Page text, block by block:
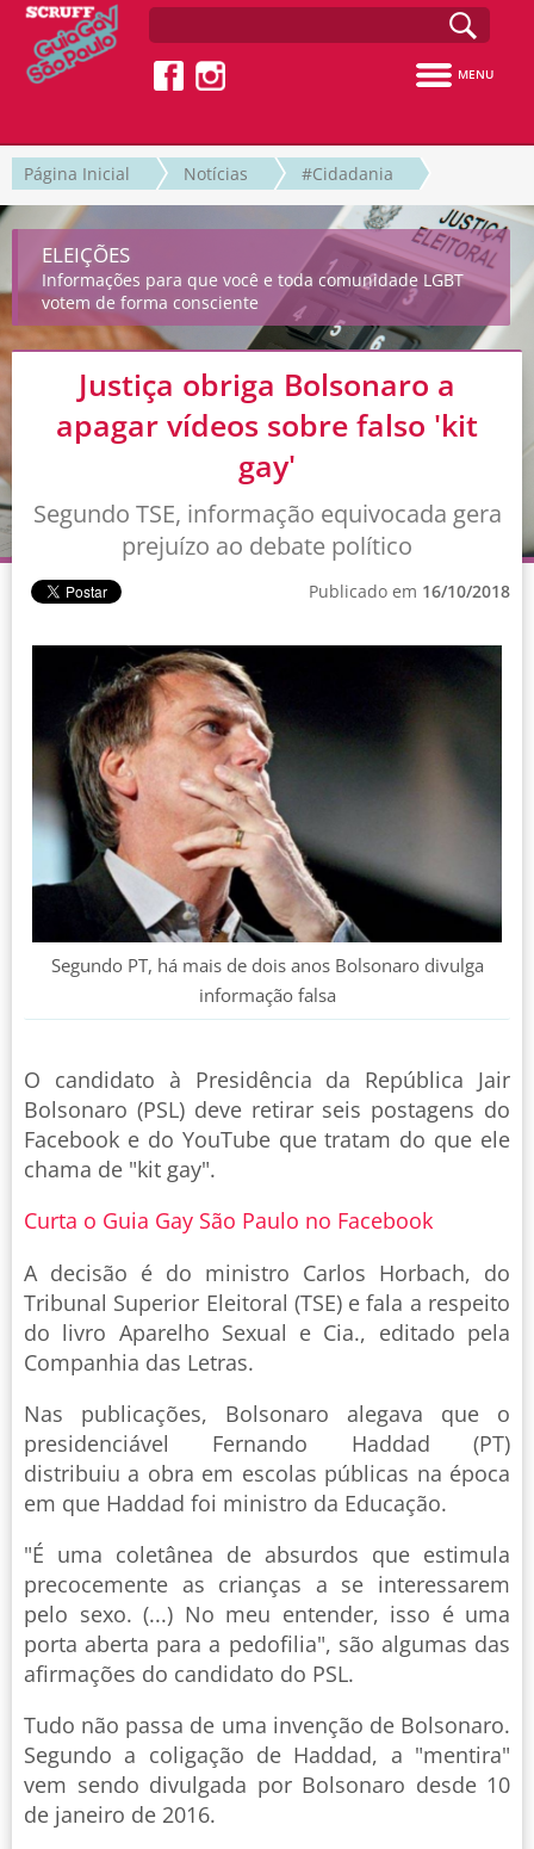
MENU
Página Inicial Notícias #Cidadania
ELEIÇÕES
Informações para que você e toda comunidade LGBT
votem de forma consciente
Justiça obriga Bolsonaro a
apagar vídeos sobre falso 'kit
gay'
Segundo TSE, informação equivocada gera
prejuízo ao debate político
Publicado em 16/10/2018
Segundo PT, há mais de dois anos Bolsonaro divulga
informação falsa
O candidato à Presidência da República Jair
Bolsonaro (PSL) deve retirar seis postagens do
Facebook e do YouTube que tratam do que ele
chama de "kit gay".
Curta o Guia Gay São Paulo no Facebook
A decisão é do ministro Carlos Horbach, do
Tribunal Superior Eleitoral (TSE) e fala a respeito
do livro Aparelho Sexual e Cia., editado pela
Companhia das Letras.
Nas publicações, Bolsonaro alegava que o
presidenciável Fernando Haddad (PT)
distribuiu a obra em escolas públicas na época
em que Haddad foi ministro da Educação.
"É uma coletânea de absurdos que estimula
precocemente as crianças a se interessarem
pelo sexo. (...) No meu entender, isso é uma
porta aberta para a pedofilia", são algumas das
afirmações do candidato do PSL.
Tudo não passa de uma invenção de Bolsonaro.
Segundo a coligação de Haddad, a "mentira"
vem sendo divulgada por Bolsonaro desde 10
de janeiro de 2016.